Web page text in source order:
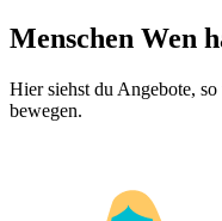
Menschen Wen
Hier siehst du Angebote,
bewegen.